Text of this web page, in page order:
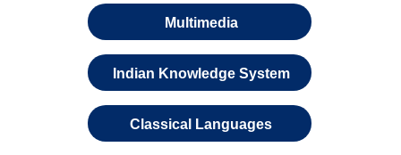
Multimedia
Indian Knowledge System
Classical Languages